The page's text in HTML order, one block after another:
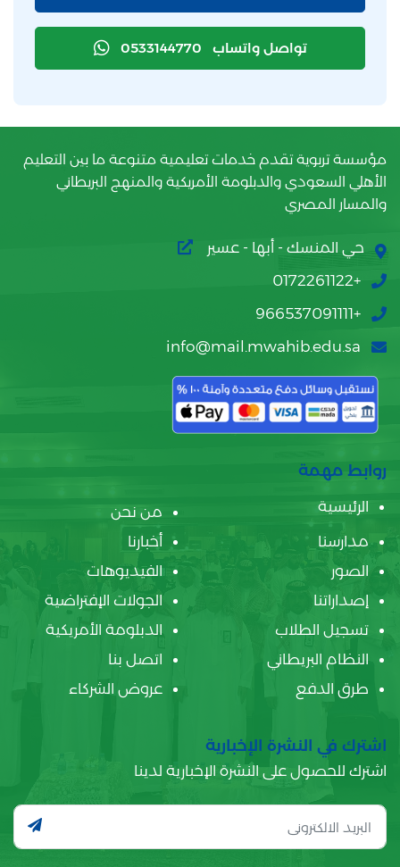
تواصل واتساب 0533144770
مؤسسة تربوية تقدم خدمات تعليمية متنوعة ما بين التعليم
الأهلي السعودي والدبلومة الأمريكية والمنهج البريطاني
والمسار المصري
حي المنسك - أبها - عسير
+0172261122
+966537091111
info@mail.mwahib.edu.sa
روابط مهمة
الرئيسية
من نحن
مدارسنا
أخبارنا
الصور
الفيديوهات
إصداراتنا
الجولات الإفتراضية
تسجيل الطلاب
الدبلومة الأمريكية
النظام البريطاني
اتصل بنا
طرق الدفع
عروض الشركاء
اشترك في النشرة الإخبارية
اشترك للحصول على النشرة الإخبارية لدينا